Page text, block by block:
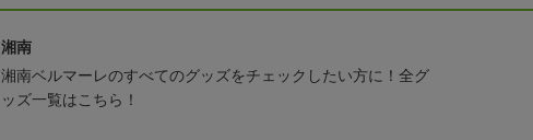
湘南
湘南ベルマーレのすべてのグッズをチェックしたい方に！全グ
ッズ一覧はこちら！